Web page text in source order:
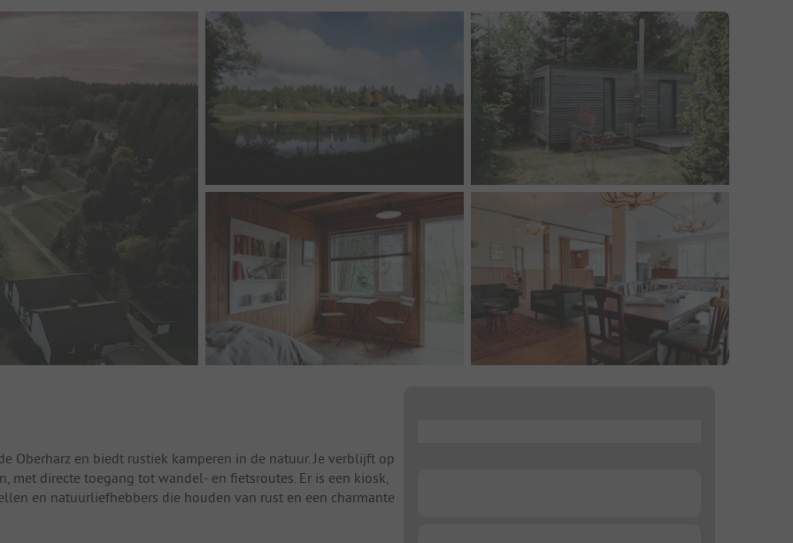
Oberharz en biedt rustiek kamperen in de natuur. Je verblijft op
directe toegang tot wandel- en fietsroutes. Er is een kiosk,
en natuurliefhebbers die houden van rust en een charmante